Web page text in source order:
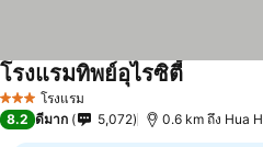
3 ดาว โรงแรม
โรงแรมทิพย์อุไรซิตี้
8.2 ดีมาก 5,072 0.6 km ถึง Hua